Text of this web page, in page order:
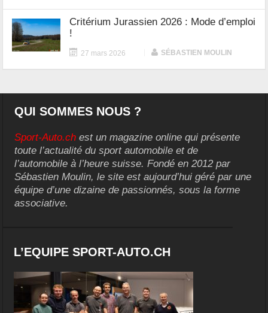
Critérium Jurassien 2026 : Mode d’emploi
!
27 mars 2026 SÉBASTIEN MOULIN
QUI SOMMES NOUS ?
Sport-Auto.ch est un magazine online qui présente
toute l’actualité du sport automobile et de
l’automobile à l’heure suisse. Fondé en 2012 par
Sébastien Moulin, le site est aujourd’hui géré par une
équipe d’une dizaine de passionnés, sous la forme
associative.
L’EQUIPE SPORT-AUTO.CH